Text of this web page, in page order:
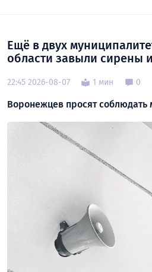
Ещё в двух
области завыли сирены
22:45 2026-08-07 1 мин 0
Воронежцев просят соблюдать